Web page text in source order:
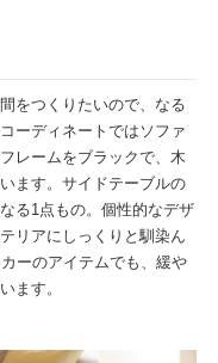
をつくりたいので、なる
ーディネートではソファ
レームをブラックで、木
ます。サイドテーブルの
る1点もの。個性的なデザ
リアにしっくりと馴染ん
ーのアイテムでも、緩や
ます。